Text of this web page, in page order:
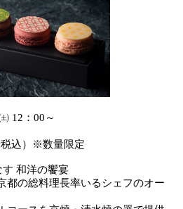
12：00～
込）※数量限定
和洋の饗宴
の総料理長率いるシェフのオー